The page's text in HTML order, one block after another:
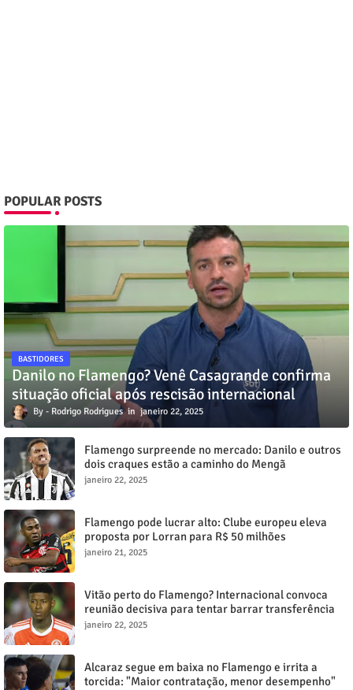
POPULAR POSTS
BASTIDORES
Danilo no Flamengo? Venê Casagrande confirma
situação oficial após rescisão internacional
Rodrigo Rodrigues janeiro 22, 2025
Flamengo surpreende no mercado: Danilo e outros
dois craques estão a caminho do Mengã
janeiro 22, 2025
Flamengo pode lucrar alto: Clube europeu eleva
proposta por Lorran para R$ 50 milhões
janeiro 21, 2025
Vitão perto do Flamengo? Internacional convoca
reunião decisiva para tentar barrar transferência
milionária
janeiro 22, 2025
Alcaraz segue em baixa no Flamengo e irrita a
torcida: "Maior contratação, menor desempenho"